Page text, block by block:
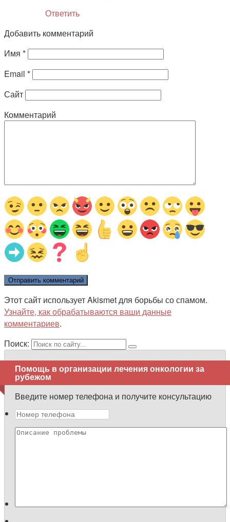
Ответить
Добавить комментарий
Имя *
Email *
Сайт
Комментарий
Этот сайт использует Akismet для борьбы со спамом.
Узнайте, как обрабатываются ваши данные
комментариев.
Поиск:
Помощь в организации лечения онкологии за
рубежом
Введите номер телефона и получите консультацию